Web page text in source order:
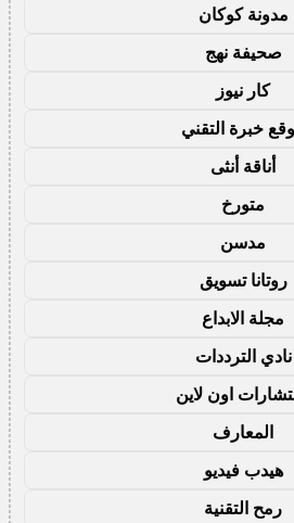
مدونة كوكان
صحيفة نهج
كار نيوز
خبرة التقني
أناقة أنثى
متورخ
مدسن
روتانا تسويق
مجلة الابداع
نادي الترددات
اون لاين
المعارف
هيدب فيديو
رمح التقنية